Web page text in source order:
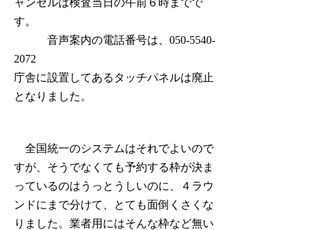
ャンセルは検査当日の午前６時までで
す。
音声案内の電話番号は、050-5540-
2072
庁舎に設置してあるタッチパネルは廃止
となりました。
全国統一のシステムはそれでよいので
すが、そうでなくても予約する枠が決ま
っているのはうっとうしいのに、４ラウ
ンドにまで分けて、とても面倒くさくな
りました。業者用にはそんな枠など無い